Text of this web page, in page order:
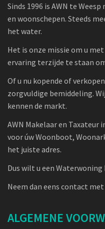
Sinds 1996 is AWN te
en woonschepen. Steeds
het water.
Het is onze missie om u
ervaring terzijde te staan
Of u nu kopende of
zorgvuldige bemiddeling.
kennen de markt.
AWN Makelaar en Taxateur
voor úw Woonboot,
het juiste adres.
Dus wilt u een Waterwoning
Neem dan eens contact
ALGEMENE